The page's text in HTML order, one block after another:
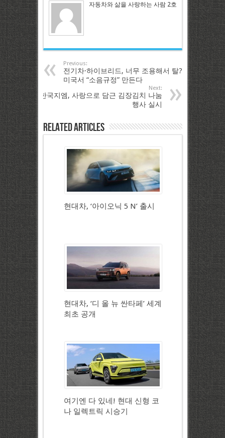
자동차와 삶을 사랑하는 사람 2호
Previous:
전기차·하이브리드, 너무 조용해서 탈?
미국서 “소음규정” 만든다
Next:
한국지엠, 사랑으로 담근 김장김치 나눔
행사 실시
Related Articles
현대차, ‘아이오닉 5 N’ 출시
현대차, ‘디 올 뉴 싼타페’ 세계
최초 공개
여기엔 다 있네! 현대 신형 코
나 일렉트릭 시승기